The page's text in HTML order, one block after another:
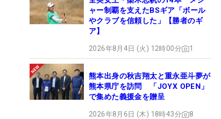
ャー制覇を支えたBSギア「ボール
やクラブを信頼した」【勝者のギ
ア】
2026年8月4日 (火) 12時00分 1
熊本出身の秋吉翔太と重永亜斗夢が
熊本県庁を訪問 「JOYX OPEN」
で集めた義援金を贈呈
2026年8月6日 (木) 18時43分 8